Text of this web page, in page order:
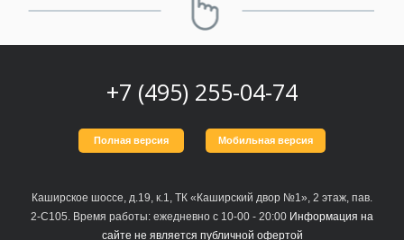
+7 (495) 255-04-74
Полная версия Мобильная версия
Каширское шоссе, д.19, к.1, ТК «Каширский двор №1», 2 этаж, пав.
2-С105. Время работы: ежедневно с 10-00 - 20:00 Информация на
сайте не является публичной офертой